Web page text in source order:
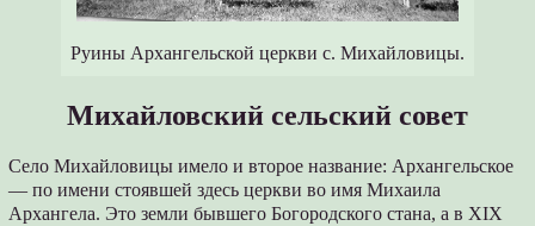
Руины Архангельской церкви с. Михайловицы.
Михайловский сельский совет
Село Михайловицы имело и второе название: Архангельское
— по имени стоявшей здесь церкви во имя Михаила
Архангела. Это земли бывшего Богородского стана, а в XIX